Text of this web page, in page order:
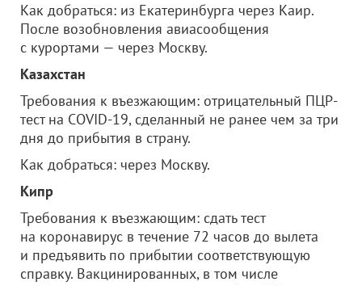
Как добраться: из Екатеринбурга через Каир.
После возобновления авиасообщения
с курортами — через Москву.
Казахстан
Требования к въезжающим: отрицательный ПЦР-
тест на COVID-19, сделанный не ранее чем за три
дня до прибытия в страну.
Как добраться: через Москву.
Кипр
Требования к въезжающим: сдать тест
на коронавирус в течение 72 часов до вылета
и предъявить по прибытии соответствующую
справку. Вакцинированных, в том числе